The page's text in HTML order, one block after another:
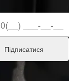
Підписатися